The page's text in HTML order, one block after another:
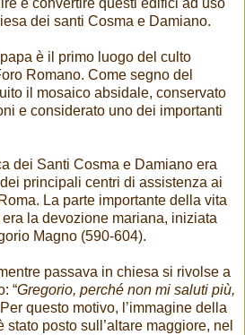
e convertire questi edifici ad uso
dei santi Cosma e Damiano.
è il primo luogo del culto
Romano. Come segno del
il mosaico absidale, conservato
e considerato uno dei importanti
dei Santi Cosma e Damiano era
principali centri di assistenza ai
La parte importante della vita
la devozione mariana, iniziata
Magno (590-604).
passava in chiesa si rivolse a
“Gregorio, perché non mi saluti più,
Per questo motivo, l’immagine della
posto sull’altare maggiore, nel